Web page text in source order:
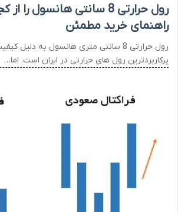
رول حرارتی 8 سانتی هانسول
راهنمای خرید مطمئن
رول حرارتی 8 سانتی متری هانسول به دلیل
پرکاربردترین رول های حرارتی در ایران است. اما…